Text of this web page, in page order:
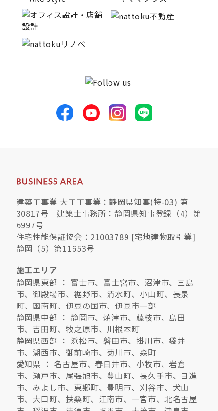
動画ギャラリー 採用情報
サイトマップ
建築工事業 大工工事業：静岡県知事(特-03) 第
30817号 建築士事務所：静岡県知事登録（4）第
6997号
住宅性能保証協会：21003789 [宅地建物取引業]
静岡（5）第11653号
施工エリア
静岡県東部 ： 富士市、富士宮市、沼津市、三島
市、御殿場市、裾野市、清水町、小山町、長泉
町、函南町、伊豆の国市、伊豆市一部
静岡県中部 ： 静岡市、焼津市、藤枝市、島田
市、吉田町、牧之原市、川根本町
静岡県西部 ： 浜松市、磐田市、掛川市、袋井
市、湖西市、御前崎市、菊川市、森町
愛知県 ： 名古屋市、春日井市、小牧市、岩倉
市、瀬戸市、尾張旭市、豊山町、長久手市、日進
市、みよし市、東郷町、豊明市、刈谷市、犬山
市、大口町、扶桑町、江南市、一宮市、北名古屋